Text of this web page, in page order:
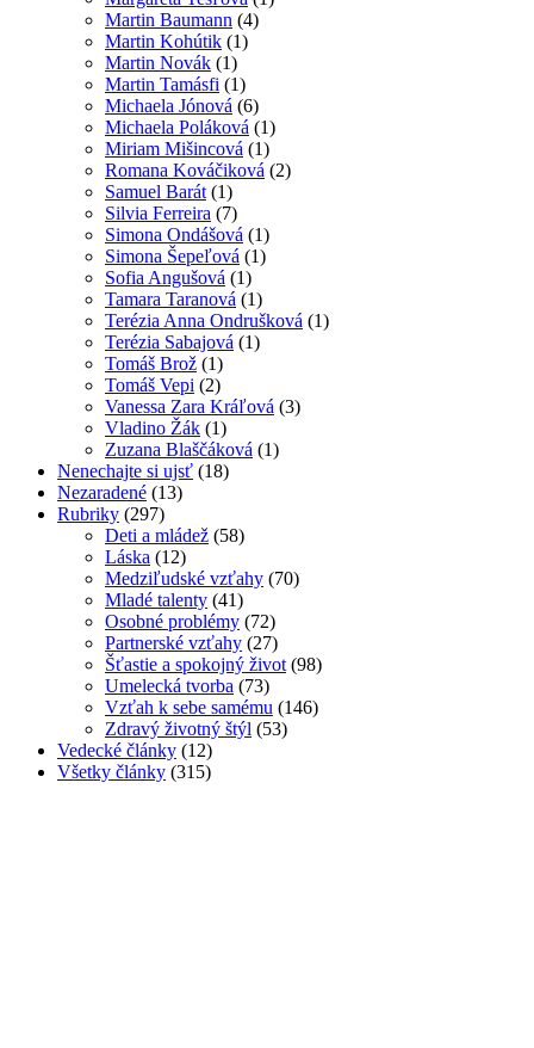
Martin Baumann (4)
Martin Kohútik (1)
Martin Novák (1)
Martin Tamásfi (1)
Michaela Jónová (6)
Michaela Poláková (1)
Miriam Mišincová (1)
Romana Kováčiková (2)
Samuel Barát (1)
Silvia Ferreira (7)
Simona Ondášová (1)
Simona Šepeľová (1)
Sofia Angušová (1)
Tamara Taranová (1)
Terézia Anna Ondrušková (1)
Terézia Sabajová (1)
Tomáš Brož (1)
Tomáš Vepi (2)
Vanessa Zara Kráľová (3)
Vladino Žák (1)
Zuzana Blaščáková (1)
Nenechajte si ujsť (18)
Nezaradené (13)
Rubriky (297)
Deti a mládež (58)
Láska (12)
Medziľudské vzťahy (70)
Mladé talenty (41)
Osobné problémy (72)
Partnerské vzťahy (27)
Šťastie a spokojný život (98)
Umelecká tvorba (73)
Vzťah k sebe samému (146)
Zdravý životný štýl (53)
Vedecké články (12)
Všetky články (315)